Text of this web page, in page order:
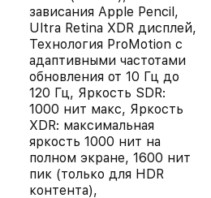
зависания Apple Pencil,
Ultra Retina XDR дисплей,
Технология ProMotion с
адаптивными частотами
обновления от 10 Гц до
120 Гц, Яркость SDR:
1000 нит макс, Яркость
XDR: максимальная
яркость 1000 нит на
полном экране, 1600 нит
пик (только для HDR
контента),